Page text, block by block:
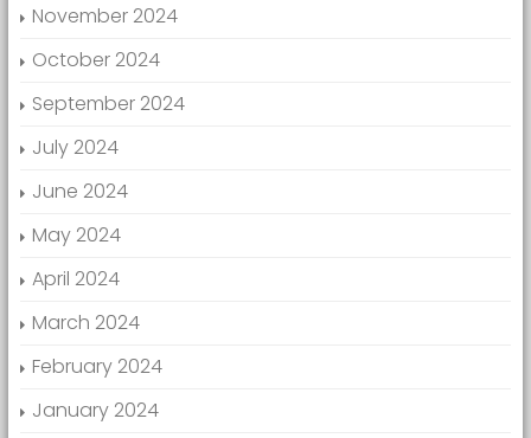
November 2024
October 2024
September 2024
July 2024
June 2024
May 2024
April 2024
March 2024
February 2024
January 2024